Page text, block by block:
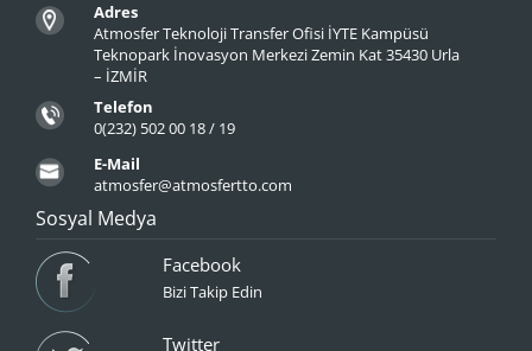
Adres
Atmosfer Teknoloji Transfer Ofisi İYTE Kampüsü
Teknopark İnovasyon Merkezi Zemin Kat 35430 Urla
– İZMİR
Telefon
0(232) 502 00 18 / 19
E-Mail
atmosfer@atmosfertto.com
Sosyal Medya
Facebook
Bizi Takip Edin
Twitter